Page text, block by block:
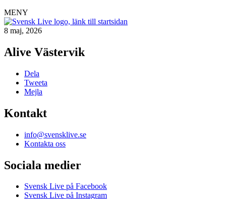
MENY
8 maj, 2026
Alive Västervik
Dela
Tweeta
Mejla
Kontakt
info@svensklive.se
Kontakta oss
Sociala medier
Svensk Live på Facebook
Svensk Live på Instagram